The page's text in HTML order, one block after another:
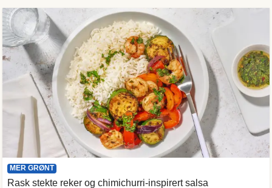
MER GRØNT
Rask stekte reker og chimichurri-inspirert salsa